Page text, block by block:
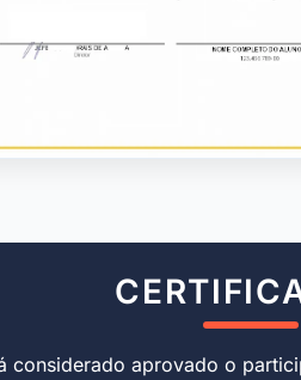
considerado aprovado o